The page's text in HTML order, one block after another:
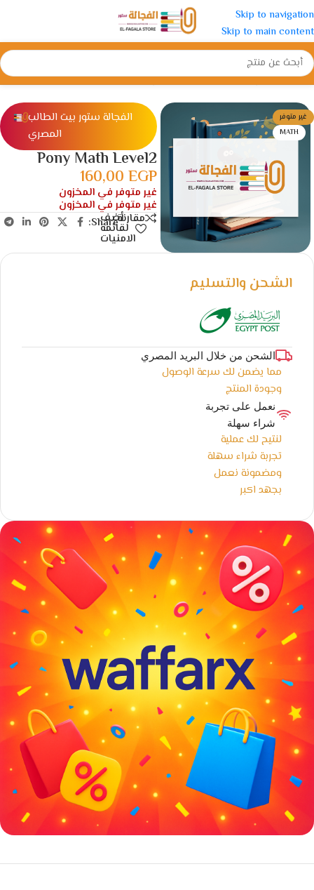
Skip to navigation
Skip to main content
الرئيسية/رياض الأطفال/كتب التأسيس
غير متوفر
MATH
الفجالة ستور بيت الطالب
المصري
Pony Math Level2
160,00 EGP
غير متوفر في المخزون
غير متوفر في المخزون
مقارنةأضف
لقائمة
الامنيات
Share:
الشحن والتسليم
الشحن من خلال البريد المصري
مما يضمن لك سرعة الوصول
وجودة المنتج
نعمل على تجربة
شراء سهلة
لنتيح لك عملية
تجربة شراء سهلة
ومضمونة نعمل
بجهد اكبر
خصومات كبيرة